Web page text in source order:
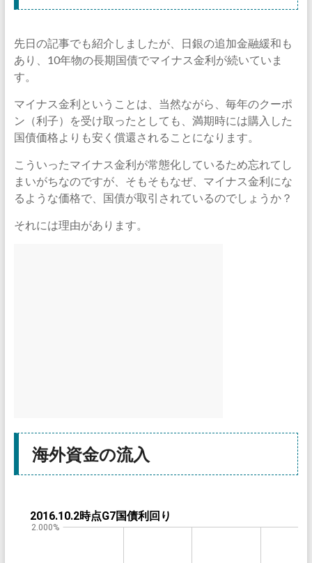
先日の記事でも紹介しましたが、日銀の追加金融緩和も
あり、10年物の長期国債でマイナス金利が続いていま
す。
マイナス金利ということは、当然ながら、毎年のクーポ
ン（利子）を受け取ったとしても、満期時には購入した
国債価格よりも安く償還されることになります。
こういったマイナス金利が常態化しているため忘れてし
まいがちなのですが、そもそもなぜ、マイナス金利にな
るような価格で、国債が取引されているのでしょうか？
それには理由があります。
海外資金の流入